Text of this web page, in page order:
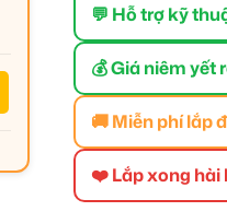
💬 Hỗ trợ kỹ
💰 Giá niêm yết
🚚 Miễn phí lắp
❤️ Lắp xong hài